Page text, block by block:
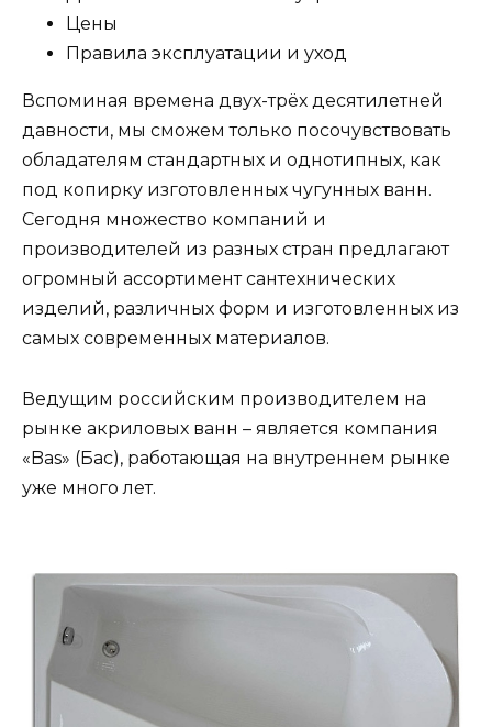
Цены
Правила эксплуатации и уход
Вспоминая времена двух-трёх десятилетней
давности, мы сможем только посочувствовать
обладателям стандартных и однотипных, как
под копирку изготовленных чугунных ванн.
Сегодня множество компаний и
производителей из разных стран предлагают
огромный ассортимент сантехнических
изделий, различных форм и изготовленных из
самых современных материалов.
Ведущим российским производителем на
рынке акриловых ванн – является компания
«Bas» (Бас), работающая на внутреннем рынке
уже много лет.